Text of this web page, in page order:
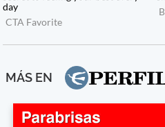
MÁS EN